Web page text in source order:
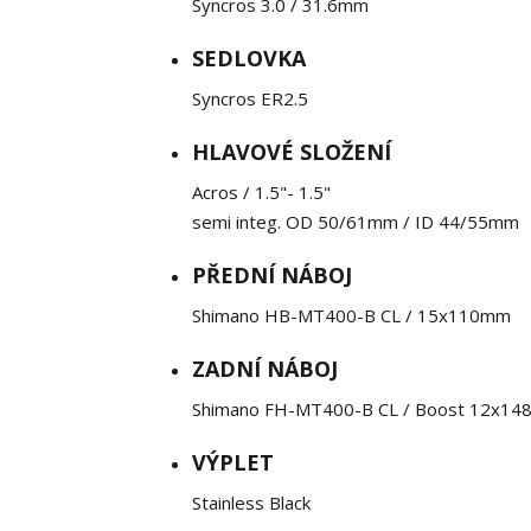
Syncros 3.0 / 31.6mm
SEDLOVKA
Syncros ER2.5
HLAVOVÉ SLOŽENÍ
Acros / 1.5"- 1.5"
semi integ. OD 50/61mm / ID 44/55mm
PŘEDNÍ NÁBOJ
Shimano HB-MT400-B CL / 15x110mm
ZADNÍ NÁBOJ
Shimano FH-MT400-B CL / Boost
VÝPLET
Stainless Black